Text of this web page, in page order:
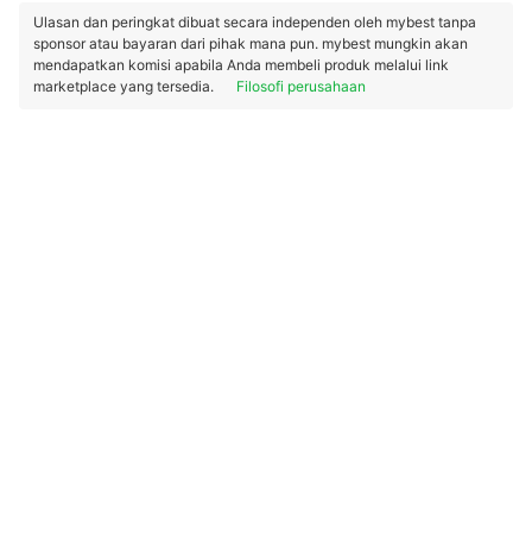
Ulasan dan peringkat dibuat secara independen oleh mybest tanpa
sponsor atau bayaran dari pihak mana pun. mybest mungkin akan
mendapatkan komisi apabila Anda membeli produk melalui link
marketplace yang tersedia.
Filosofi perusahaan